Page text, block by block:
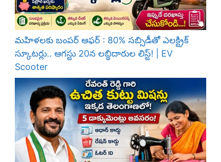
మహిళలకు బంపర్ ఆఫర్ : 80% సబ్సిడీతో ఎలక్ట్రిక్
స్కూటర్లు.. ఆగస్టు 20న లబ్ధిదారుల లిస్ట్! | EV
Scooter